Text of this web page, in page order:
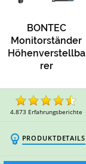
BONTEC
Monitorständer
Höhenverstellba
rer
er
4.873 Erfahrungsberichte
PRODUKTDETAILS